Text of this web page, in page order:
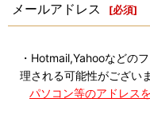
メールアドレス [必須]
・Hotmail,Yahooなどの
理される可能性がございま
パソコン等のアドレス